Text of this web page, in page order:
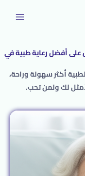
أفضل رعاية طبية في
أكثر سهولة وراحة،
لك ولمن تحب.